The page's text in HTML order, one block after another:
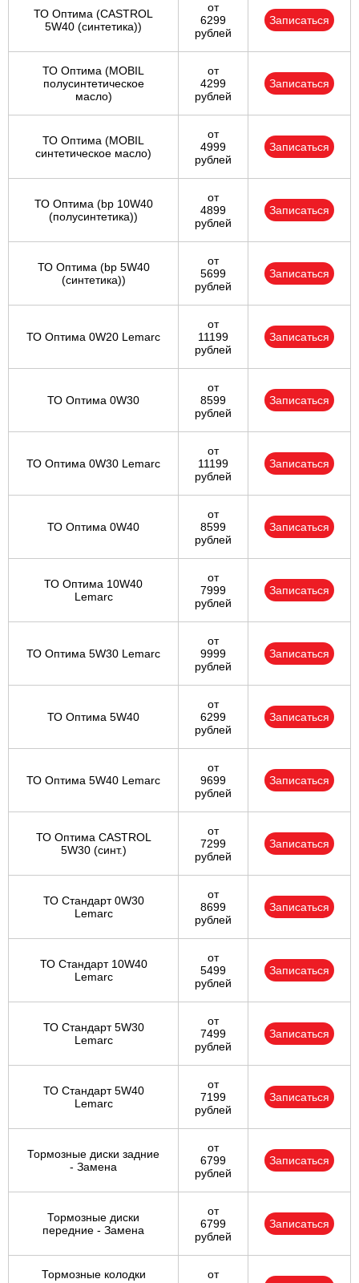
ТО Оптима (CASTROL
5W40 (синтетика))
от
6299
рублей
Записаться
ТО Оптима (MOBIL
полусинтетическое
масло)
от
4299
рублей
Записаться
ТО Оптима (MOBIL
синтетическое масло)
от
4999
рублей
Записаться
ТО Оптима (bp 10W40
(полусинтетика))
от
4899
рублей
Записаться
ТО Оптима (bp 5W40
(синтетика))
от
5699
рублей
Записаться
ТО Оптима 0W20 Lemarc
от
11199
рублей
Записаться
ТО Оптима 0W30
от
8599
рублей
Записаться
ТО Оптима 0W30 Lemarc
от
11199
рублей
Записаться
ТО Оптима 0W40
от
8599
рублей
Записаться
ТО Оптима 10W40
Lemarc
от
7999
рублей
Записаться
ТО Оптима 5W30 Lemarc
от
9999
рублей
Записаться
ТО Оптима 5W40
от
6299
рублей
Записаться
ТО Оптима 5W40 Lemarc
от
9699
рублей
Записаться
ТО Оптима CASTROL
5W30 (синт.)
от
7299
рублей
Записаться
ТО Стандарт 0W30
Lemarc
от
8699
рублей
Записаться
ТО Стандарт 10W40
Lemarc
от
5499
рублей
Записаться
ТО Стандарт 5W30
Lemarc
от
7499
рублей
Записаться
ТО Стандарт 5W40
Lemarc
от
7199
рублей
Записаться
Тормозные диски задние
- Замена
от
6799
рублей
Записаться
Тормозные диски
передние - Замена
от
6799
рублей
Записаться
Тормозные колодки
от